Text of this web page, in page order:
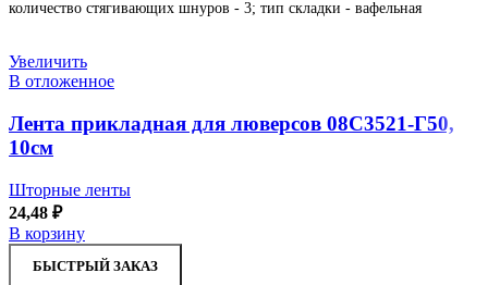
количество стягивающих шнуров - 3; тип складки - вафельная
Увеличить
В отложенное
Лента прикладная для люверсов 08С3521-Г50,
10см
Шторные ленты
24,48 ₽
В корзину
БЫСТРЫЙ ЗАКАЗ